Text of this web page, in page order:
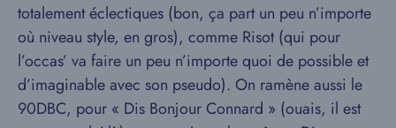
totalement éclectiques (bon, ça part un peu n’importe
où niveau style, en gros), comme Risot (qui pour
l’occas’ va faire un peu n’importe quoi de possible et
d’imaginable avec son pseudo). On ramène aussi le
90DBC, pour « Dis Bonjour Connard » (ouais, il est